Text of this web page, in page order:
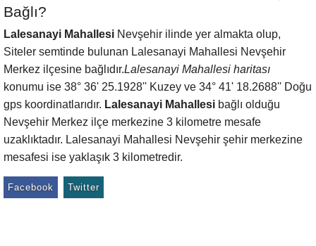
Bağlı?
Lalesanayi Mahallesi Nevşehir ilinde yer almakta olup,
Siteler semtinde bulunan Lalesanayi Mahallesi Nevşehir
Merkez ilçesine bağlıdır.Lalesanayi Mahallesi haritası
konumu ise 38° 36' 25.1928'' Kuzey ve 34° 41' 18.2688'' Doğu
gps koordinatlarıdır. Lalesanayi Mahallesi bağlı olduğu
Nevşehir Merkez ilçe merkezine 3 kilometre mesafe
uzaklıktadır. Lalesanayi Mahallesi Nevşehir şehir merkezine
mesafesi ise yaklaşık 3 kilometredir.
Facebook Twitter